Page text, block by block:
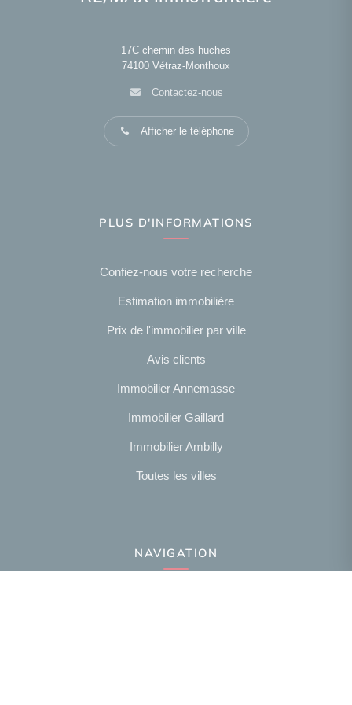
17C chemin des huches
74100 Vétraz-Monthoux
Contactez-nous
Afficher le téléphone
PLUS D'INFORMATIONS
Confiez-nous votre recherche
Estimation immobilière
Prix de l'immobilier par ville
Avis clients
Immobilier Annemasse
Immobilier Gaillard
Immobilier Ambilly
Toutes les villes
NAVIGATION